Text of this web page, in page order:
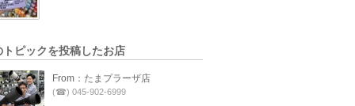
トピックを投稿したお店
From：たまプラーザ店
(☎) 045-902-6999